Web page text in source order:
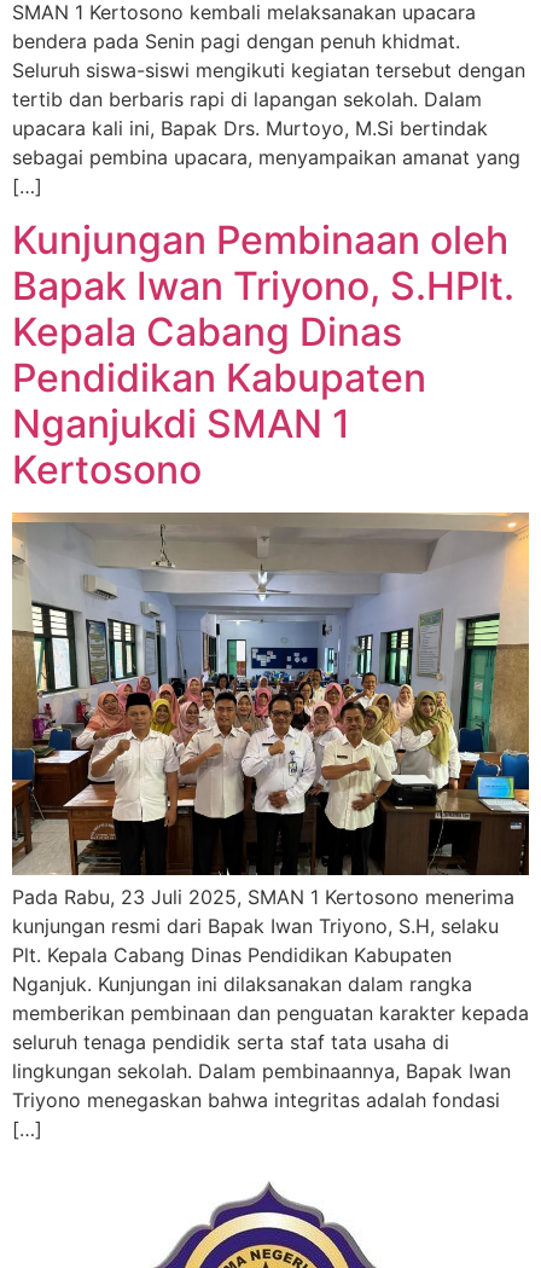
SMAN 1 Kertosono kembali melaksanakan upacara
bendera pada Senin pagi dengan penuh khidmat.
Seluruh siswa-siswi mengikuti kegiatan tersebut dengan
tertib dan berbaris rapi di lapangan sekolah. Dalam
upacara kali ini, Bapak Drs. Murtoyo, M.Si bertindak
sebagai pembina upacara, menyampaikan amanat yang
[…]
Kunjungan Pembinaan oleh
Bapak Iwan Triyono, S.HPlt.
Kepala Cabang Dinas
Pendidikan Kabupaten
Nganjukdi SMAN 1
Kertosono
Pada Rabu, 23 Juli 2025, SMAN 1 Kertosono menerima
kunjungan resmi dari Bapak Iwan Triyono, S.H, selaku
Plt. Kepala Cabang Dinas Pendidikan Kabupaten
Nganjuk. Kunjungan ini dilaksanakan dalam rangka
memberikan pembinaan dan penguatan karakter kepada
seluruh tenaga pendidik serta staf tata usaha di
lingkungan sekolah. Dalam pembinaannya, Bapak Iwan
Triyono menegaskan bahwa integritas adalah fondasi
[…]